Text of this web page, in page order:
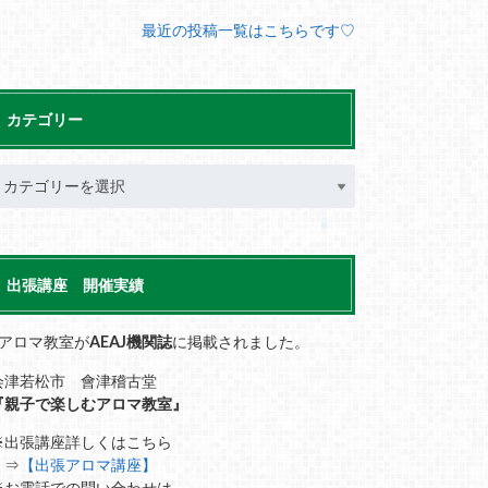
最近の投稿一覧はこちらです♡
カテゴリー
出張講座 開催実績
ロマ教室がAEAJ機関誌に掲載されました。
津若松市 會津稽古堂
親子で楽しむアロマ教室』
張講座詳しくはこちら
【出張アロマ講座】